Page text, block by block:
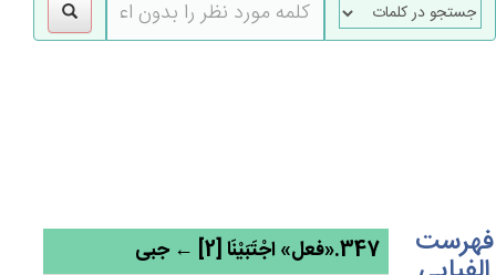
فهرست 347.«فعل» اجْتَبَيْنَا [2] ← جبی